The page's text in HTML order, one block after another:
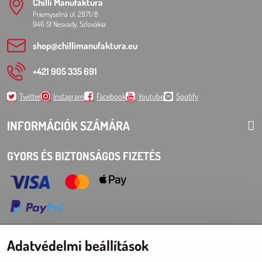
Chilli Manufaktura
Priemyselná ul. 2871/8
946 51 Nesvady, Szlovákia
shop​@chillimanufaktura​.eu
+421 905 335 691
Twitter Instagram Facebook Youtube Spotify
INFORMÁCIÓK SZÁMÁRA
GYORS ÉS BIZTONSÁGOS FIZETÉS
Choose Eshop for your delivery country:
Adatvédelmi beállítások